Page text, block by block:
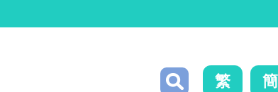
繁 簡